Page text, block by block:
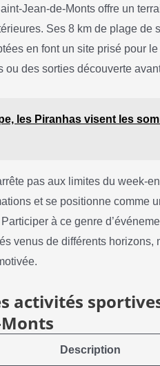
Jean-de-Monts offre un
Ses 8 km de plage de
en font un site prisé pour
ou des sorties découverte
les Piranhas visent les
pas aux limites du week-
et se positionne comme
à ce genre
venus de différents horizons,
activités
Description